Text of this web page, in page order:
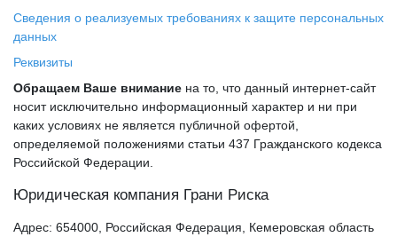
Сведения о реализуемых требованиях к защите персональных
данных
Реквизиты
Обращаем Ваше внимание на то, что данный интернет-сайт
носит исключительно информационный характер и ни при
каких условиях не является публичной офертой,
определяемой положениями статьи 437 Гражданского кодекса
Российской Федерации.
Юридическая компания Грани Риска
Адрес: 654000, Российская Федерация, Кемеровская область